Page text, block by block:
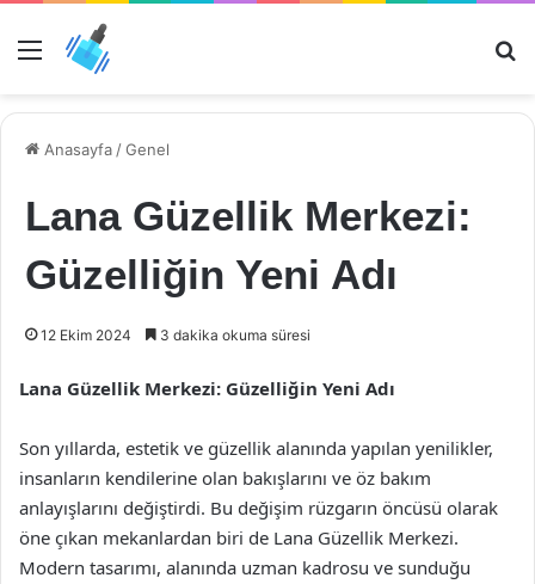
Menü
Anasayfa /Genel
Lana Güzellik Merkezi:
Güzelliğin Yeni Adı
12 Ekim 2024 3 dakika okuma süresi
Lana Güzellik Merkezi: Güzelliğin Yeni Adı
Son yıllarda, estetik ve güzellik alanında yapılan yenilikler,
insanların kendilerine olan bakışlarını ve öz bakım
anlayışlarını değiştirdi. Bu değişim rüzgarın öncüsü olarak
öne çıkan mekanlardan biri de Lana Güzellik Merkezi.
Modern tasarımı, alanında uzman kadrosu ve sunduğu